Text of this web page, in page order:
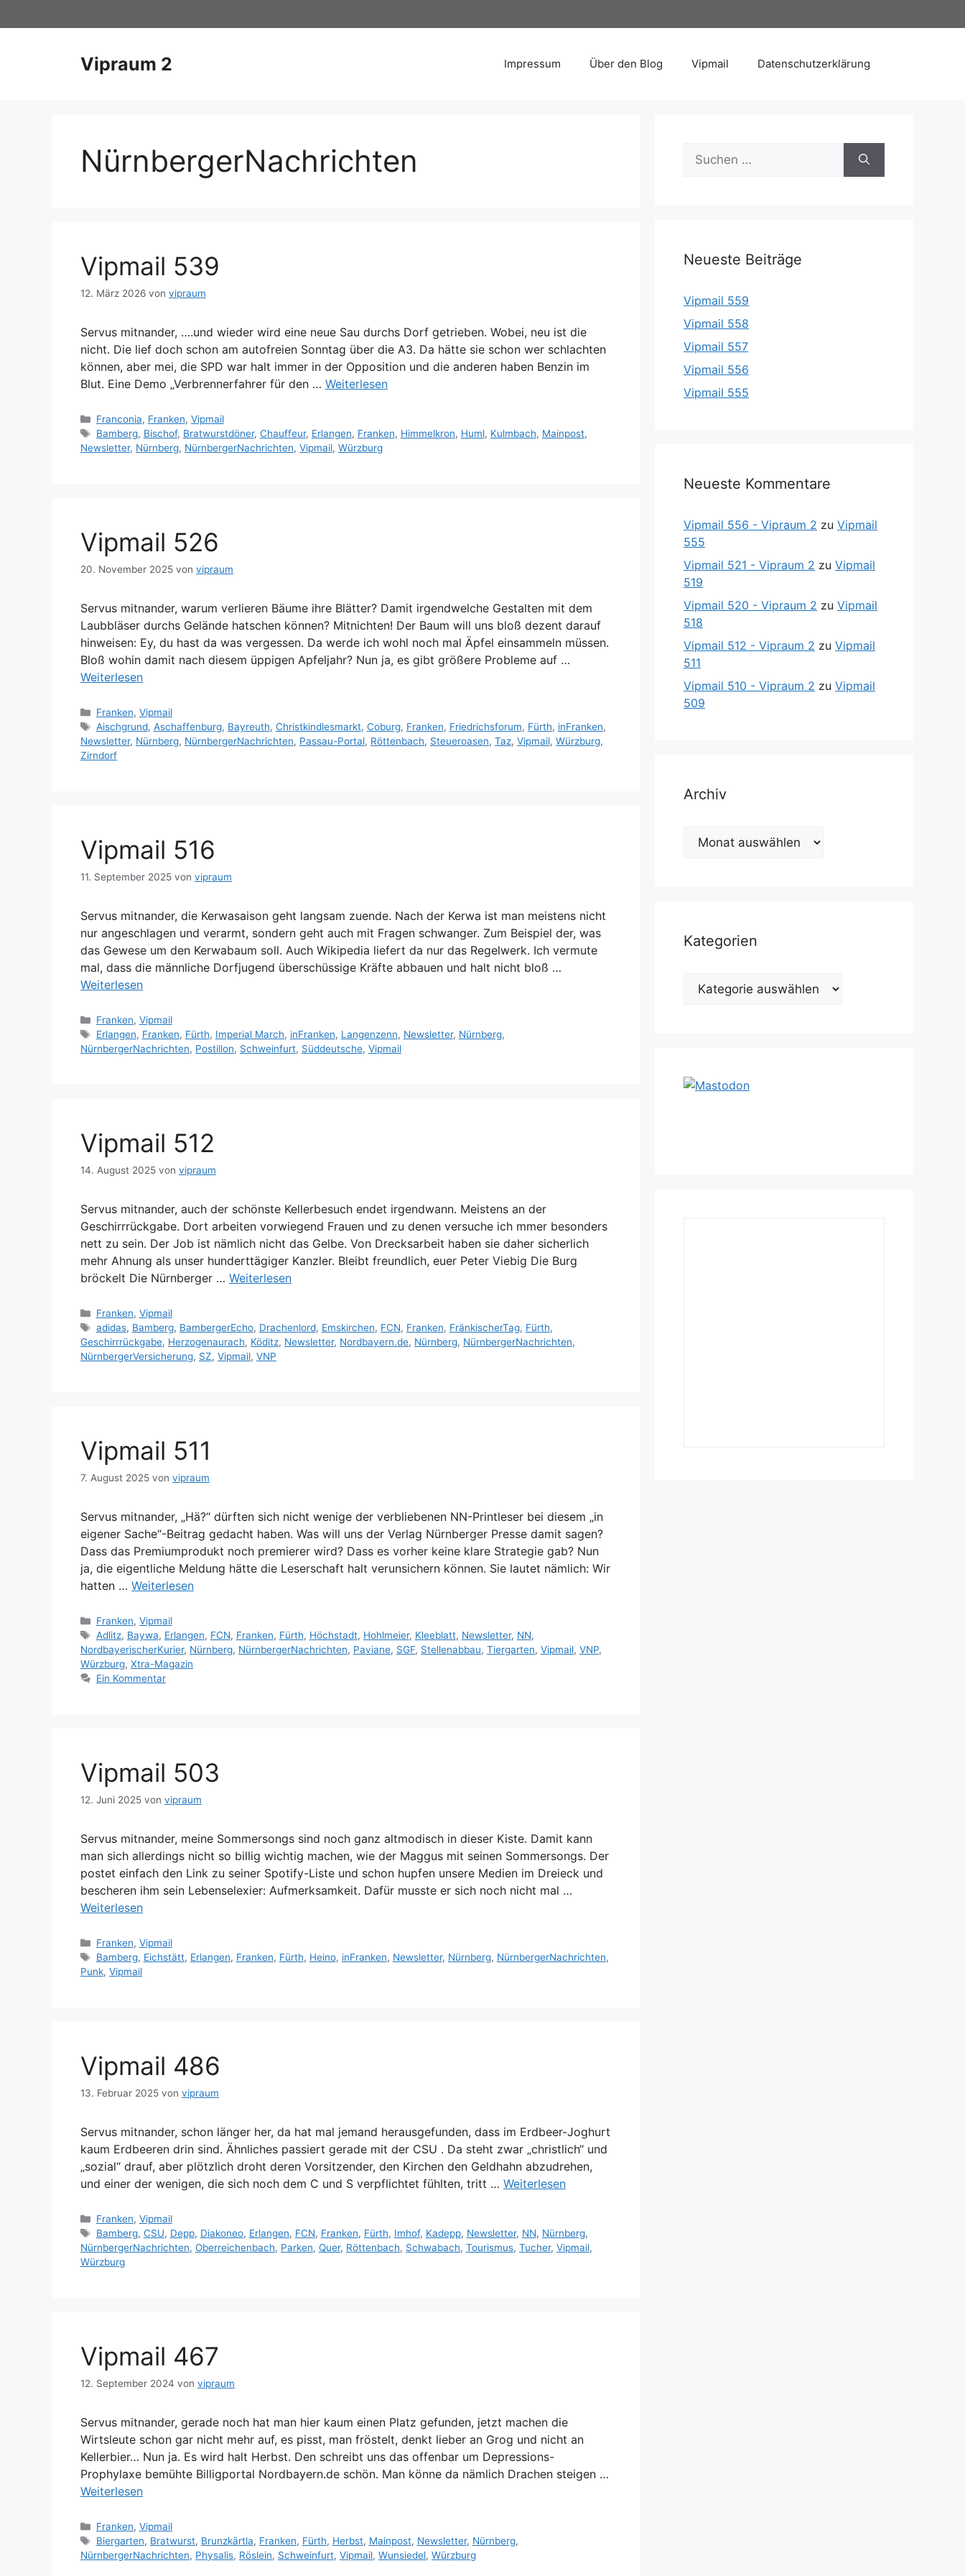
Inhalt
Vipraum 2 Impressum Über den Blog Vipmail Datenschutzerklärung
NürnbergerNachrichten
Vipmail 539
12. März 2026 von vipraum
Servus mitnander, ….und wieder wird eine neue Sau durchs Dorf getrieben. Wobei, neu ist die
nicht. Die lief doch schon am autofreien Sonntag über die A3. Da hätte sie schon wer schlachten
können, aber mei, die SPD war halt immer in der Opposition und die anderen haben Benzin im
Blut. Eine Demo „Verbrennerfahrer für den … Weiterlesen
Kategorien
Franconia, Franken, Vipmail
Schlagwörter
Bamberg, Bischof, Bratwurstdöner, Chauffeur, Erlangen, Franken, Himmelkron, Huml, Kulmbach, Mainpost,
Newsletter, Nürnberg, NürnbergerNachrichten, Vipmail, Würzburg
Vipmail 526
20. November 2025 von vipraum
Servus mitnander, warum verlieren Bäume ihre Blätter? Damit irgendwelche Gestalten mit dem
Laubbläser durchs Gelände hatschen können? Mitnichten! Der Baum will uns bloß dezent darauf
hinweisen: Ey, du hast da was vergessen. Da werde ich wohl noch mal Äpfel einsammeln müssen.
Bloß wohin damit nach diesem üppigen Apfeljahr? Nun ja, es gibt größere Probleme auf …
Weiterlesen
Kategorien
Franken, Vipmail
Schlagwörter
Aischgrund, Aschaffenburg, Bayreuth, Christkindlesmarkt, Coburg, Franken, Friedrichsforum, Fürth, inFranken,
Newsletter, Nürnberg, NürnbergerNachrichten, Passau-Portal, Röttenbach, Steueroasen, Taz, Vipmail, Würzburg,
Zirndorf
Vipmail 516
11. September 2025 von vipraum
Servus mitnander, die Kerwasaison geht langsam zuende. Nach der Kerwa ist man meistens nicht
nur angeschlagen und verarmt, sondern geht auch mit Fragen schwanger. Zum Beispiel der, was
das Gewese um den Kerwabaum soll. Auch Wikipedia liefert da nur das Regelwerk. Ich vermute
mal, dass die männliche Dorfjugend überschüssige Kräfte abbauen und halt nicht bloß …
Weiterlesen
Kategorien
Franken, Vipmail
Schlagwörter
Erlangen, Franken, Fürth, Imperial March, inFranken, Langenzenn, Newsletter, Nürnberg,
NürnbergerNachrichten, Postillon, Schweinfurt, Süddeutsche, Vipmail
Vipmail 512
14. August 2025 von vipraum
Servus mitnander, auch der schönste Kellerbesuch endet irgendwann. Meistens an der
Geschirrrückgabe. Dort arbeiten vorwiegend Frauen und zu denen versuche ich mmer besonders
nett zu sein. Der Job ist nämlich nicht das Gelbe. Von Drecksarbeit haben sie daher sicherlich
mehr Ahnung als unser hunderttägiger Kanzler. Bleibt freundlich, euer Peter Viebig Die Burg
bröckelt Die Nürnberger … Weiterlesen
Kategorien
Franken, Vipmail
Schlagwörter
adidas, Bamberg, BambergerEcho, Drachenlord, Emskirchen, FCN, Franken, FränkischerTag, Fürth,
Geschirrrückgabe, Herzogenaurach, Köditz, Newsletter, Nordbayern.de, Nürnberg, NürnbergerNachrichten,
NürnbergerVersicherung, SZ, Vipmail, VNP
Vipmail 511
7. August 2025 von vipraum
Servus mitnander, „Hä?“ dürften sich nicht wenige der verbliebenen NN-Printleser bei diesem „in
eigener Sache“-Beitrag gedacht haben. Was will uns der Verlag Nürnberger Presse damit sagen?
Dass das Premiumprodukt noch premierer wird? Dass es vorher keine klare Strategie gab? Nun
ja, die eigentliche Meldung hätte die Leserschaft halt verunsichern können. Sie lautet nämlich: Wir
hatten … Weiterlesen
Kategorien
Franken, Vipmail
Schlagwörter
Adlitz, Baywa, Erlangen, FCN, Franken, Fürth, Höchstadt, Hohlmeier, Kleeblatt, Newsletter, NN,
NordbayerischerKurier, Nürnberg, NürnbergerNachrichten, Paviane, SGF, Stellenabbau, Tiergarten, Vipmail, VNP,
Würzburg, Xtra-Magazin
Ein Kommentar
Vipmail 503
12. Juni 2025 von vipraum
Servus mitnander, meine Sommersongs sind noch ganz altmodisch in dieser Kiste. Damit kann
man sich allerdings nicht so billig wichtig machen, wie der Maggus mit seinen Sommersongs. Der
postet einfach den Link zu seiner Spotify-Liste und schon hupfen unsere Medien im Dreieck und
bescheren ihm sein Lebenselexier: Aufmerksamkeit. Dafür musste er sich noch nicht mal …
Weiterlesen
Kategorien
Franken, Vipmail
Schlagwörter
Bamberg, Eichstätt, Erlangen, Franken, Fürth, Heino, inFranken, Newsletter, Nürnberg, NürnbergerNachrichten,
Punk, Vipmail
Vipmail 486
13. Februar 2025 von vipraum
Servus mitnander, schon länger her, da hat mal jemand herausgefunden, dass im Erdbeer-Joghurt
kaum Erdbeeren drin sind. Ähnliches passiert gerade mit der CSU . Da steht zwar „christlich“ und
„sozial“ drauf, aber plötzlich droht deren Vorsitzender, den Kirchen den Geldhahn abzudrehen,
und einer der wenigen, die sich noch dem C und S verpflichtet fühlten, tritt … Weiterlesen
Kategorien
Franken, Vipmail
Schlagwörter
Bamberg, CSU, Depp, Diakoneo, Erlangen, FCN, Franken, Fürth, Imhof, Kadepp, Newsletter, NN, Nürnberg,
NürnbergerNachrichten, Oberreichenbach, Parken, Quer, Röttenbach, Schwabach, Tourismus, Tucher, Vipmail,
Würzburg
Vipmail 467
12. September 2024 von vipraum
Servus mitnander, gerade noch hat man hier kaum einen Platz gefunden, jetzt machen die
Wirtsleute schon gar nicht mehr auf, es pisst, man fröstelt, denkt lieber an Grog und nicht an
Kellerbier… Nun ja. Es wird halt Herbst. Den schreibt uns das offenbar um Depressions-
Prophylaxe bemühte Billigportal Nordbayern.de schön. Man könne da nämlich Drachen steigen …
Weiterlesen
Kategorien
Franken, Vipmail
Schlagwörter
Biergarten, Bratwurst, Brunzkärtla, Franken, Fürth, Herbst, Mainpost, Newsletter, Nürnberg,
NürnbergerNachrichten, Physalis, Röslein, Schweinfurt, Vipmail, Wunsiedel, Würzburg
Suche
nach:
Neueste Beiträge
Vipmail 559
Vipmail 558
Vipmail 557
Vipmail 556
Vipmail 555
Neueste Kommentare
Vipmail 556 - Vipraum 2 zu Vipmail
555
Vipmail 521 - Vipraum 2 zu Vipmail
519
Vipmail 520 - Vipraum 2 zu Vipmail
518
Vipmail 512 - Vipraum 2 zu Vipmail
511
Vipmail 510 - Vipraum 2 zu Vipmail
509
Archiv
Archiv
Kategorien
Kategorien